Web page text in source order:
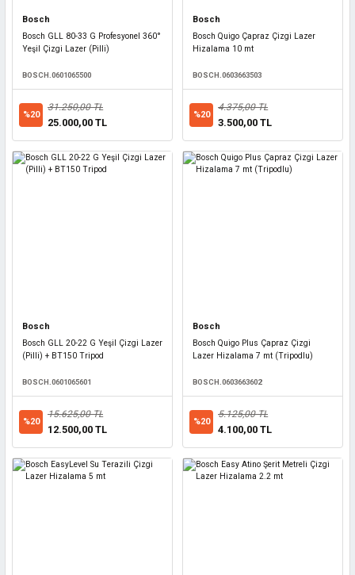
Bosch
Bosch GLL 80-33 G Profesyonel 360°
Yeşil Çizgi Lazer (Pilli)
BOSCH.0601065500
%20
31.250,00 TL
25.000,00 TL
Bosch
Bosch Quigo Çapraz Çizgi Lazer
Hizalama 10 mt
BOSCH.0603663503
%20
4.375,00 TL
3.500,00 TL
Bosch
Bosch GLL 20-22 G Yeşil Çizgi Lazer
(Pilli) + BT150 Tripod
BOSCH.0601065601
%20
15.625,00 TL
12.500,00 TL
Bosch
Bosch Quigo Plus Çapraz Çizgi
Lazer Hizalama 7 mt (Tripodlu)
BOSCH.0603663602
%20
5.125,00 TL
4.100,00 TL